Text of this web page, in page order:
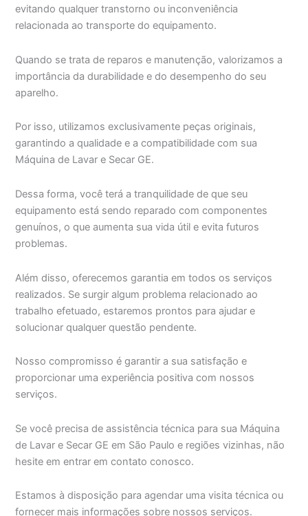
evitando qualquer transtorno ou inconveniência
relacionada ao transporte do equipamento.
Quando se trata de reparos e manutenção, valorizamos a
importância da durabilidade e do desempenho do seu
aparelho.
Por isso, utilizamos exclusivamente peças originais,
garantindo a qualidade e a compatibilidade com sua
Máquina de Lavar e Secar GE.
Dessa forma, você terá a tranquilidade de que seu
equipamento está sendo reparado com componentes
genuínos, o que aumenta sua vida útil e evita futuros
problemas.
Além disso, oferecemos garantia em todos os serviços
realizados. Se surgir algum problema relacionado ao
trabalho efetuado, estaremos prontos para ajudar e
solucionar qualquer questão pendente.
Nosso compromisso é garantir a sua satisfação e
proporcionar uma experiência positiva com nossos
serviços.
Se você precisa de assistência técnica para sua Máquina
de Lavar e Secar GE em São Paulo e regiões vizinhas, não
hesite em entrar em contato conosco.
Estamos à disposição para agendar uma visita técnica ou
fornecer mais informações sobre nossos serviços.